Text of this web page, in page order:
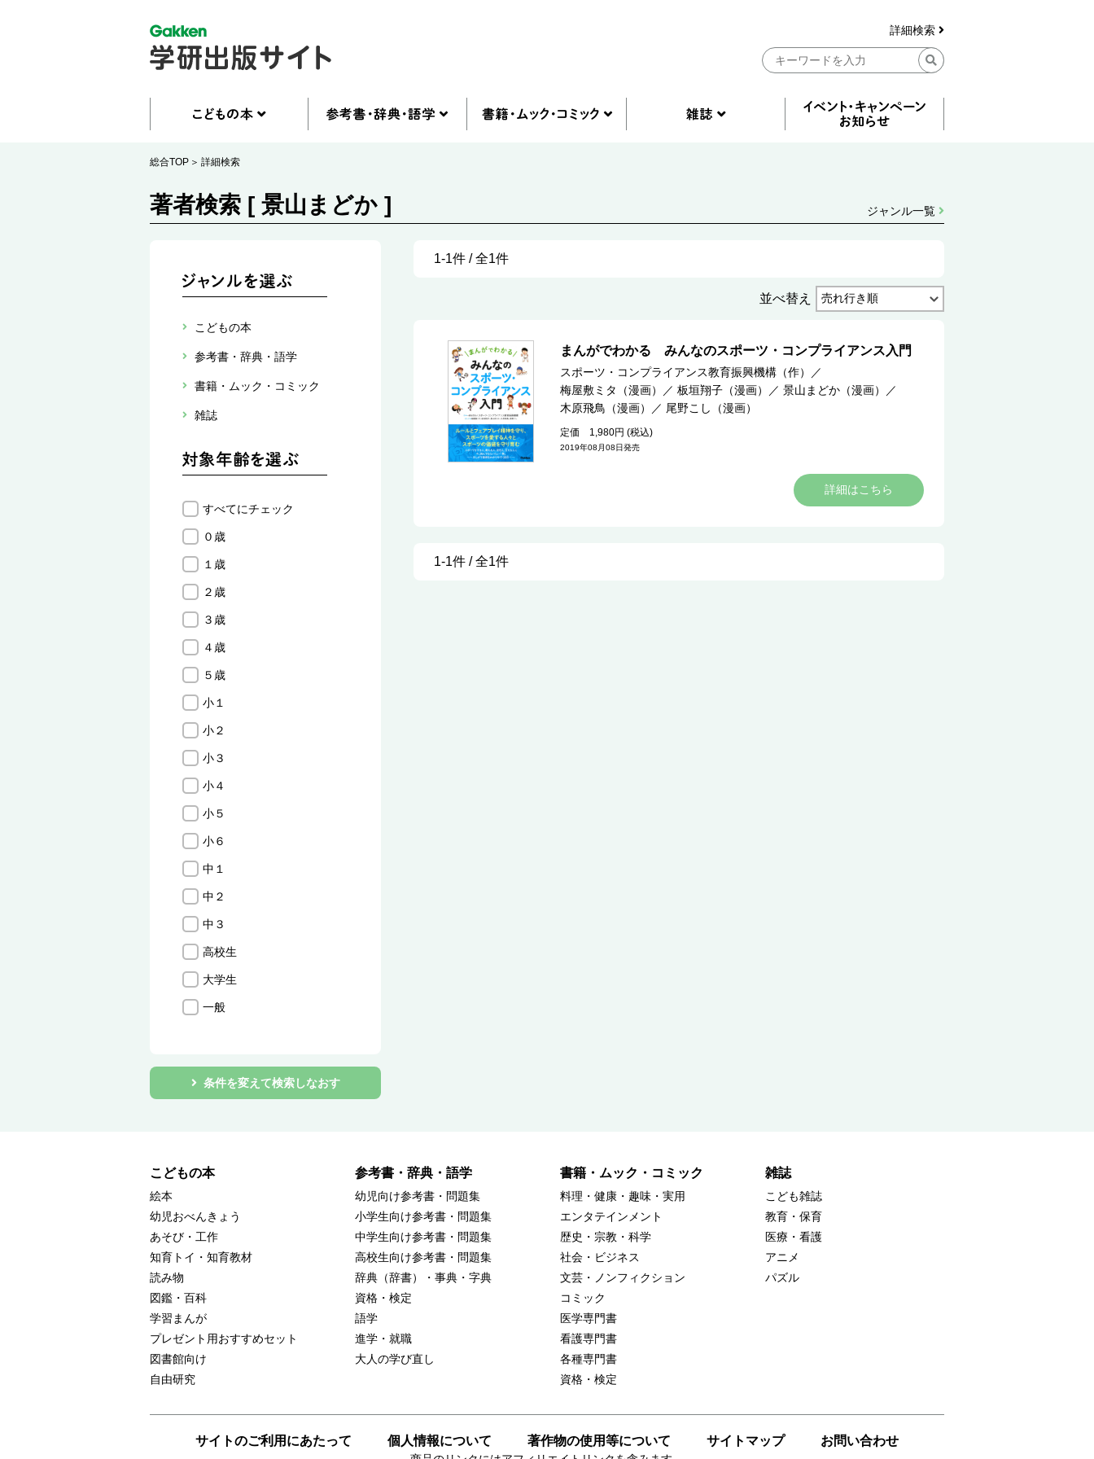
詳細検索
総合TOP 詳細検索
著者検索 [ 景山まどか ] ジャンル一覧
こどもの本
参考書・辞典・語学
書籍・ムック・コミック
雑誌
すべてにチェック
０歳
１歳
２歳
３歳
４歳
５歳
小１
小２
小３
小４
小５
小６
中１
中２
中３
高校生
大学生
一般
条件を変えて検索しなおす
1-1件 / 全1件
並べ替え
まんがでわかる みんなのスポーツ・コンプライアンス入門
スポーツ・コンプライアンス教育振興機構（作）
／
梅屋敷ミタ（漫画）
／ 板垣翔子（漫画） ／ 景山まどか（漫画）
／
木原飛鳥（漫画）
／ 尾野こし（漫画）
定価 1,980円 (税込)
2019年08月08日発売
詳細はこちら
1-1件 / 全1件
こどもの本
絵本
幼児おべんきょう
あそび・工作
知育トイ・知育教材
読み物
図鑑・百科
学習まんが
プレゼント用おすすめセット
図書館向け
自由研究
参考書・辞典・語学
幼児向け参考書・問題集
小学生向け参考書・問題集
中学生向け参考書・問題集
高校生向け参考書・問題集
辞典（辞書）・事典・字典
資格・検定
語学
進学・就職
大人の学び直し
書籍・ムック・コミック
料理・健康・趣味・実用
エンタテインメント
歴史・宗教・科学
社会・ビジネス
文芸・ノンフィクション
コミック
医学専門書
看護専門書
各種専門書
資格・検定
雑誌
こども雑誌
教育・保育
医療・看護
アニメ
パズル
サイトのご利用にあたって 個人情報について 著作物の使用等について サイトマップ お問い合わせ